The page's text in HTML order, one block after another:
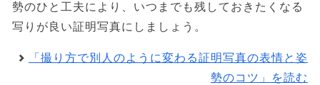
勢のひと工夫により、いつまでも残しておきたくなる
写りが良い証明写真にしましょう。
「撮り方で別人のように変わる証明写真の表情と姿
勢のコツ」を読む